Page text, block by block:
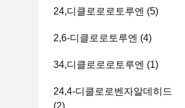
24,디클로로로토루엔 (5)
2,6-디클로로토루엔 (4)
34,디클로로로토루엔 (1)
24,4-디클로로벤자알데히드
(2)